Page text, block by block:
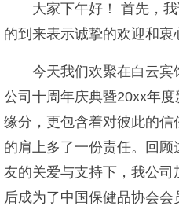
大家下午好！ 首先，
的到来表示诚挚的欢迎和衷
今天我们欢聚在白云宾
公司十周年庆典暨20xx年
缘分，更包含着对彼此的
的肩上多了一份责任。回
友的关爱与支持下，我公
后成为了中国保健品协会